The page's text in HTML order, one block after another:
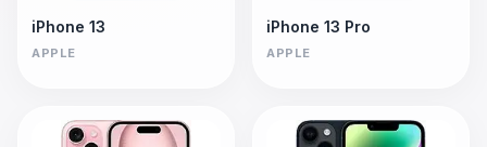
iPhone 13
APPLE
iPhone 13 Pro
APPLE